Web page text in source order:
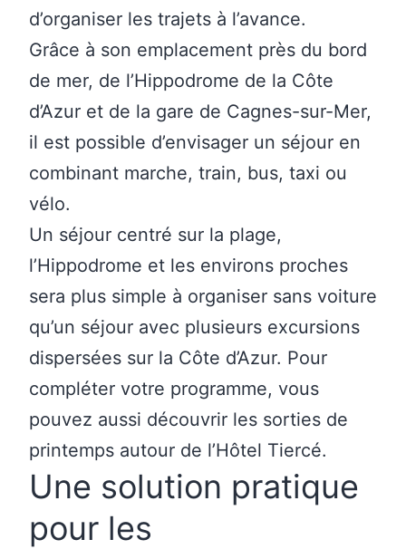
d’organiser les trajets à l’avance.
Grâce à son emplacement près du bord
de mer, de l’Hippodrome de la Côte
d’Azur et de la gare de Cagnes-sur-Mer,
il est possible d’envisager un séjour en
combinant marche, train, bus, taxi ou
vélo.
Un séjour centré sur la plage,
l’Hippodrome et les environs proches
sera plus simple à organiser sans voiture
qu’un séjour avec plusieurs excursions
dispersées sur la Côte d’Azur. Pour
compléter votre programme, vous
pouvez aussi découvrir les sorties de
printemps autour de l’Hôtel Tiercé.
Une solution pratique
pour les